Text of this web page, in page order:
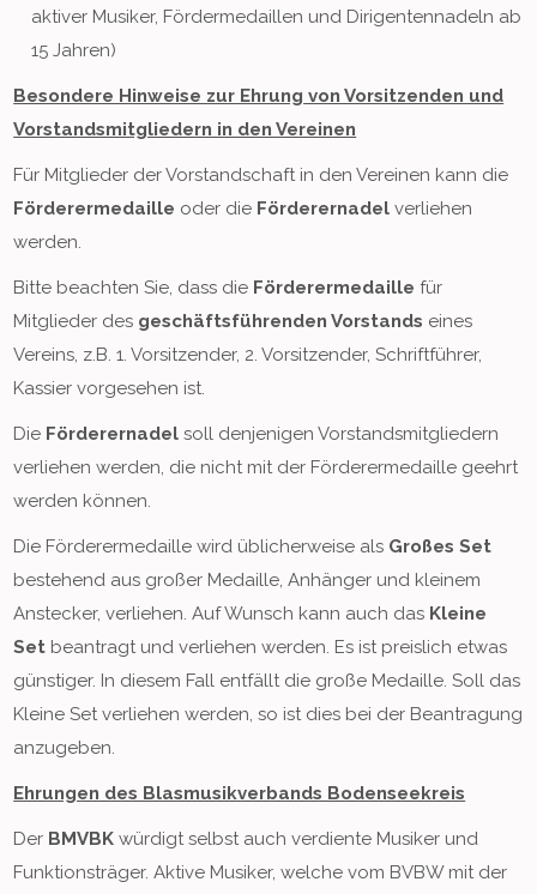
aktiver Musiker, Fördermedaillen und Dirigentennadeln ab
15 Jahren)
Besondere Hinweise zur Ehrung von Vorsitzenden und
Vorstandsmitgliedern in den Vereinen
Für Mitglieder der Vorstandschaft in den Vereinen kann die
Förderermedaille oder die Förderernadel verliehen
werden.
Bitte beachten Sie, dass die Förderermedaille für
Mitglieder des geschäftsführenden Vorstands eines
Vereins, z.B. 1. Vorsitzender, 2. Vorsitzender, Schriftführer,
Kassier vorgesehen ist.
Die Förderernadel soll denjenigen Vorstandsmitgliedern
verliehen werden, die nicht mit der Förderermedaille geehrt
werden können.
Die Förderermedaille wird üblicherweise als Großes Set
bestehend aus großer Medaille, Anhänger und kleinem
Anstecker, verliehen. Auf Wunsch kann auch das Kleine
Set beantragt und verliehen werden. Es ist preislich etwas
günstiger. In diesem Fall entfällt die große Medaille. Soll das
Kleine Set verliehen werden, so ist dies bei der Beantragung
anzugeben.
Ehrungen des Blasmusikverbands Bodenseekreis
Der BMVBK würdigt selbst auch verdiente Musiker und
Funktionsträger. Aktive Musiker, welche vom BVBW mit der